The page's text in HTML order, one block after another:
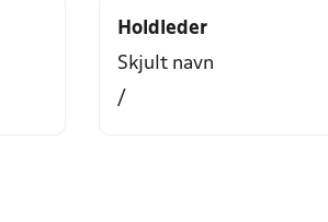
Holdleder
Skjult navn
/